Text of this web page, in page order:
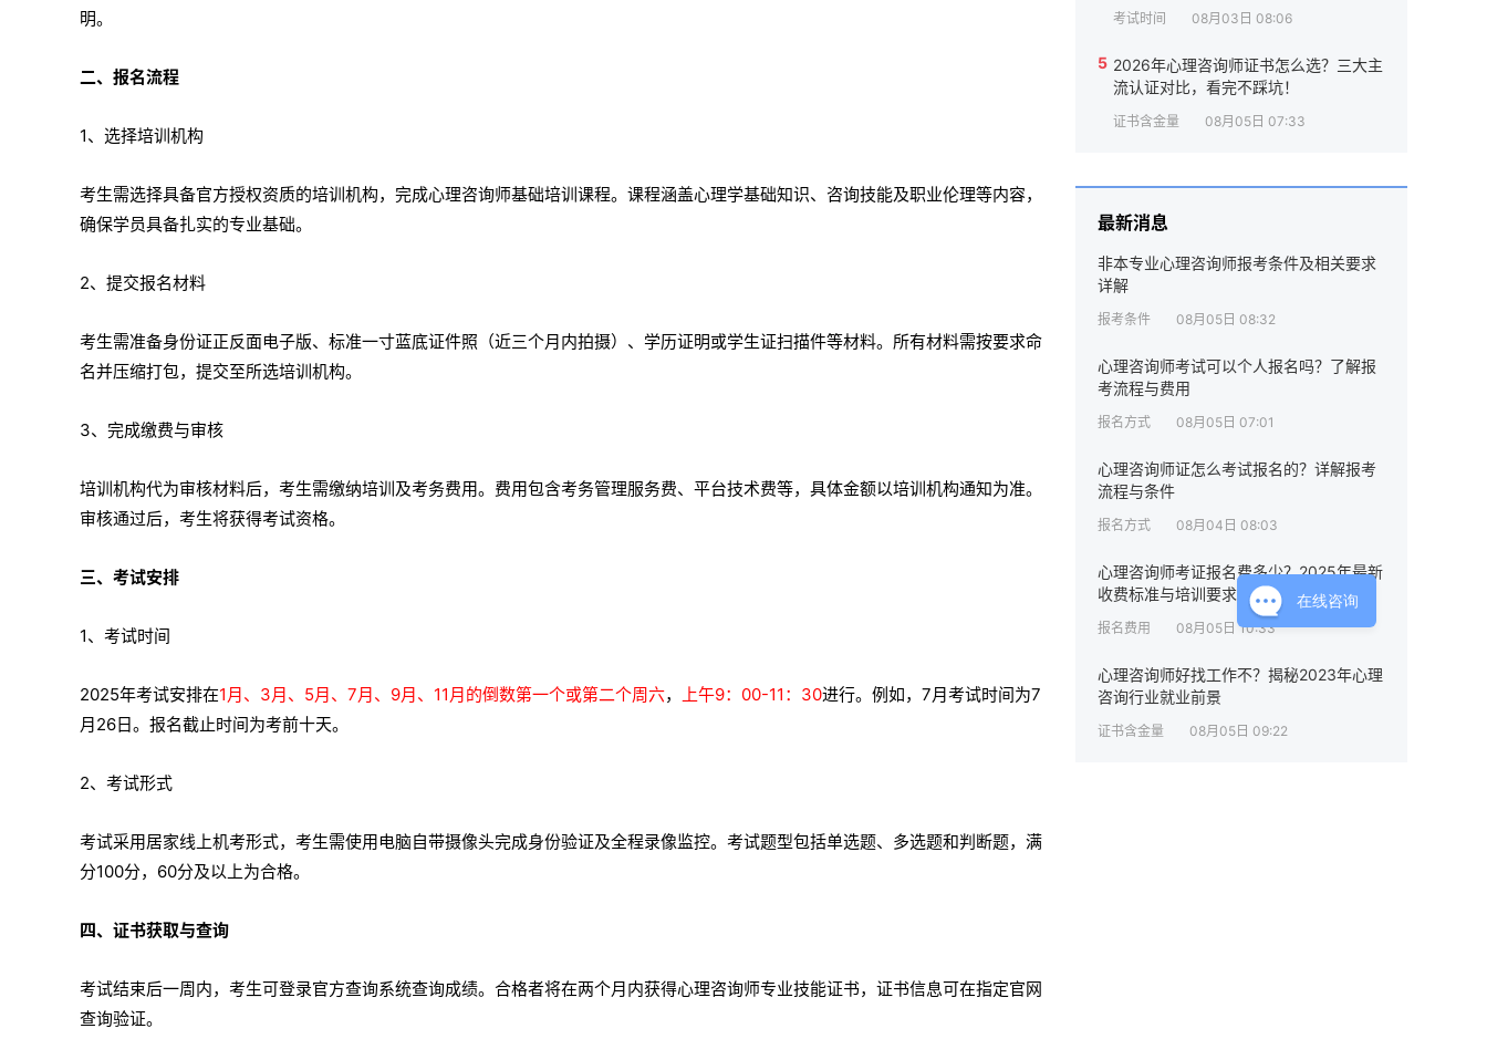
明。
二、报名流程
1、选择培训机构
考生需选择具备官方授权资质的培训机构，完成心理咨询师基础培训课程。课程涵盖心理学基础知识、咨询技能及职业伦理等内容，
确保学员具备扎实的专业基础。
2、提交报名材料
考生需准备身份证正反面电子版、标准一寸蓝底证件照（近三个月内拍摄）、学历证明或学生证扫描件等材料。所有材料需按要求命
名并压缩打包，提交至所选培训机构。
3、完成缴费与审核
培训机构代为审核材料后，考生需缴纳培训及考务费用。费用包含考务管理服务费、平台技术费等，具体金额以培训机构通知为准。
审核通过后，考生将获得考试资格。
三、考试安排
1、考试时间
2025年考试安排在1月、3月、5月、7月、9月、11月的倒数第一个或第二个周六， 上午9：00-11：30进行。例如，7月考试时间为7
月26日。报名截止时间为考前十天。
2、考试形式
考试采用居家线上机考形式，考生需使用电脑自带摄像头完成身份验证及全程录像监控。考试题型包括单选题、多选题和判断题，满
分100分，60分及以上为合格。
四、证书获取与查询
考试结束后一周内，考生可登录官方查询系统查询成绩。合格者将在两个月内获得心理咨询师专业技能证书，证书信息可在指定官网
查询验证。
考试时间 08月03日 08:06
5 2026年心理咨询师证书怎么选？三大主
流认证对比，看完不踩坑！
证书含金量 08月05日 07:33
最新消息
非本专业心理咨询师报考条件及相关要求
详解
报考条件 08月05日 08:32
心理咨询师考试可以个人报名吗？了解报
考流程与费用
报名方式 08月05日 07:01
心理咨询师证怎么考试报名的？详解报考
流程与条件
报名方式 08月04日 08:03
心理咨询师考证报名费多少？2025年最新
收费标准与培训要求解析
报名费用 08月05日 10:33
心理咨询师好找工作不？揭秘2023年心理
咨询行业就业前景
证书含金量 08月05日 09:22
在线咨询